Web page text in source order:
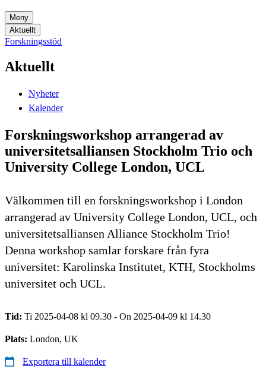
Meny
Aktuellt
Forskningsstöd
Aktuellt
Nyheter
Kalender
Forskningsworkshop arrangerad av
universitetsalliansen Stockholm Trio och
University College London, UCL
Välkommen till en forskningsworkshop i London
arrangerad av University College London, UCL, och
universitetsalliansen Alliance Stockholm Trio!
Denna workshop samlar forskare från fyra
universitet: Karolinska Institutet, KTH, Stockholms
universitet och UCL.
Tid: Ti 2025-04-08 kl 09.30 - On 2025-04-09 kl 14.30
Plats: London, UK
Exportera till kalender